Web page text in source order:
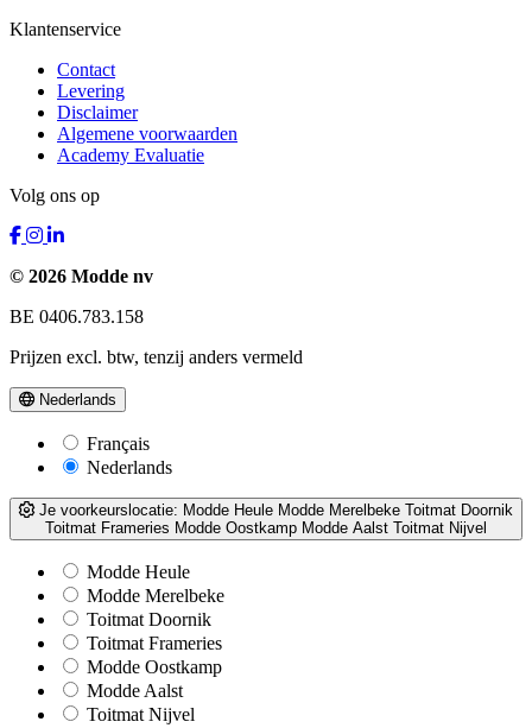
Klantenservice
Contact
Levering
Disclaimer
Algemene voorwaarden
Academy Evaluatie
Volg ons op
© 2026 Modde nv
BE 0406.783.158
Prijzen excl. btw, tenzij anders vermeld
Nederlands
Français
Nederlands
Je voorkeurslocatie: Modde Heule Modde Merelbeke Toitmat Doornik
Toitmat Frameries Modde Oostkamp Modde Aalst Toitmat Nijvel
Modde Heule
Modde Merelbeke
Toitmat Doornik
Toitmat Frameries
Modde Oostkamp
Modde Aalst
Toitmat Nijvel